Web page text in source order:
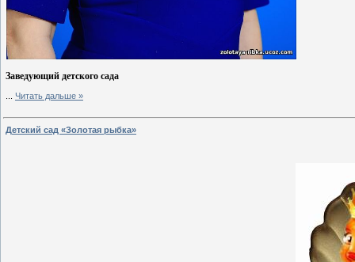
Заведующий детского сада
Читать дальше »
Детский сад «Золотая рыбка»